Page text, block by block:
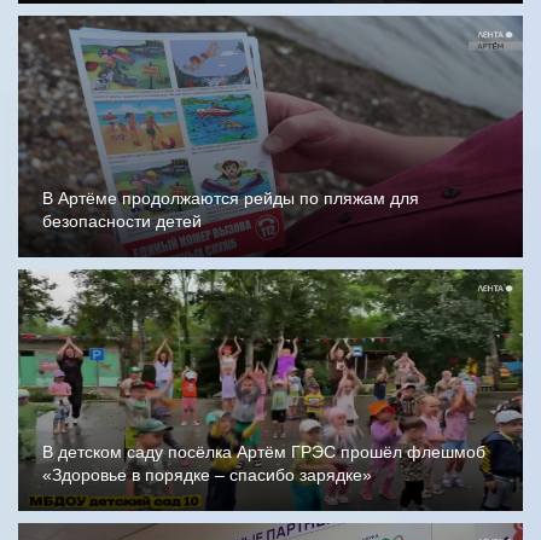
В Артёме продолжаются рейды по пляжам для
безопасности детей
В детском саду посёлка Артём ГРЭС прошёл флешмоб
«Здоровье в порядке – спасибо зарядке»